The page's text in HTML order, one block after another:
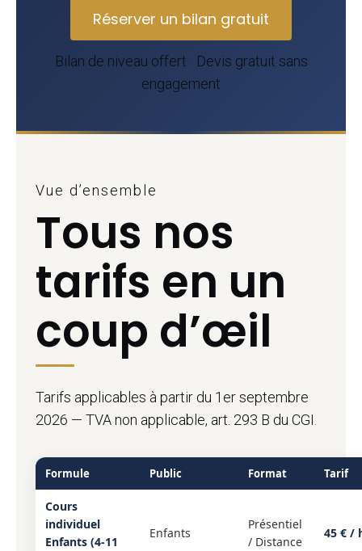
Réserver un bilan gratuit
Bilan de niveau offert · Devis gratuit sans
engagement
Vue d’ensemble
Tous nos
tarifs en un
coup d’œil
Tarifs applicables à partir du 1er septembre
2026 — TVA non applicable, art. 293 B du CGI.
Formule Public Format Tarif
Cours
individuel
Enfants (4-11
Enfants
Présentiel
/ Distance
45 € /